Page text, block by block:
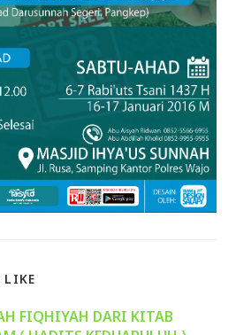
LIKE
FIQHIYAH DARI KITAB